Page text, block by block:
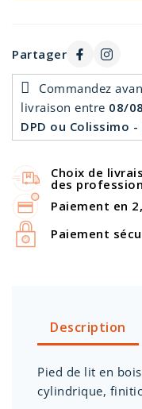
Partager
Commandez
livraison entre 08/
DPD ou Colissimo
Choix de
des
Paiement en
Paiement
Description
Pied de lit en
cylindrique,